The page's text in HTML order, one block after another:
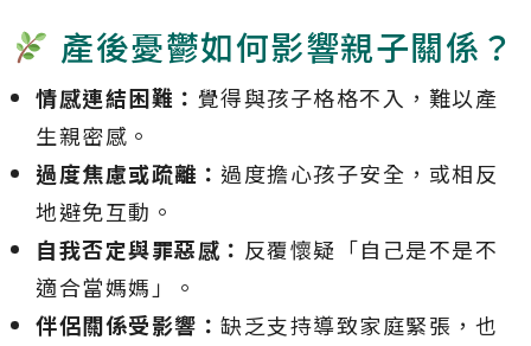
產後憂鬱如何影響親子關係？
情感連結困難： 覺得與孩子格格不入，難以產
生親密感。
過度焦慮或疏離： 過度擔心孩子安全，或相反
地避免互動。
自我否定與罪惡感： 反覆懷疑「自己是不是不
適合當媽媽」。
伴侶關係受影響： 缺乏支持導致家庭緊張，也